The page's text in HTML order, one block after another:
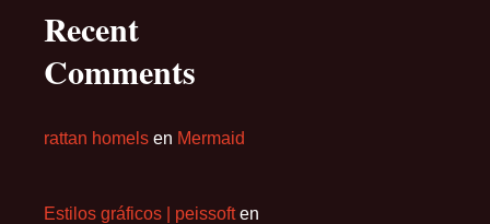
Recent
Comments
rattan homels en Mermaid
Estilos gráficos | peissoften